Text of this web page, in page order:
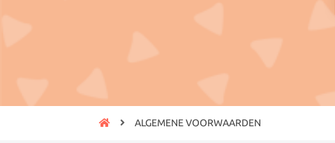
ALGEMENE VOORWAARDEN